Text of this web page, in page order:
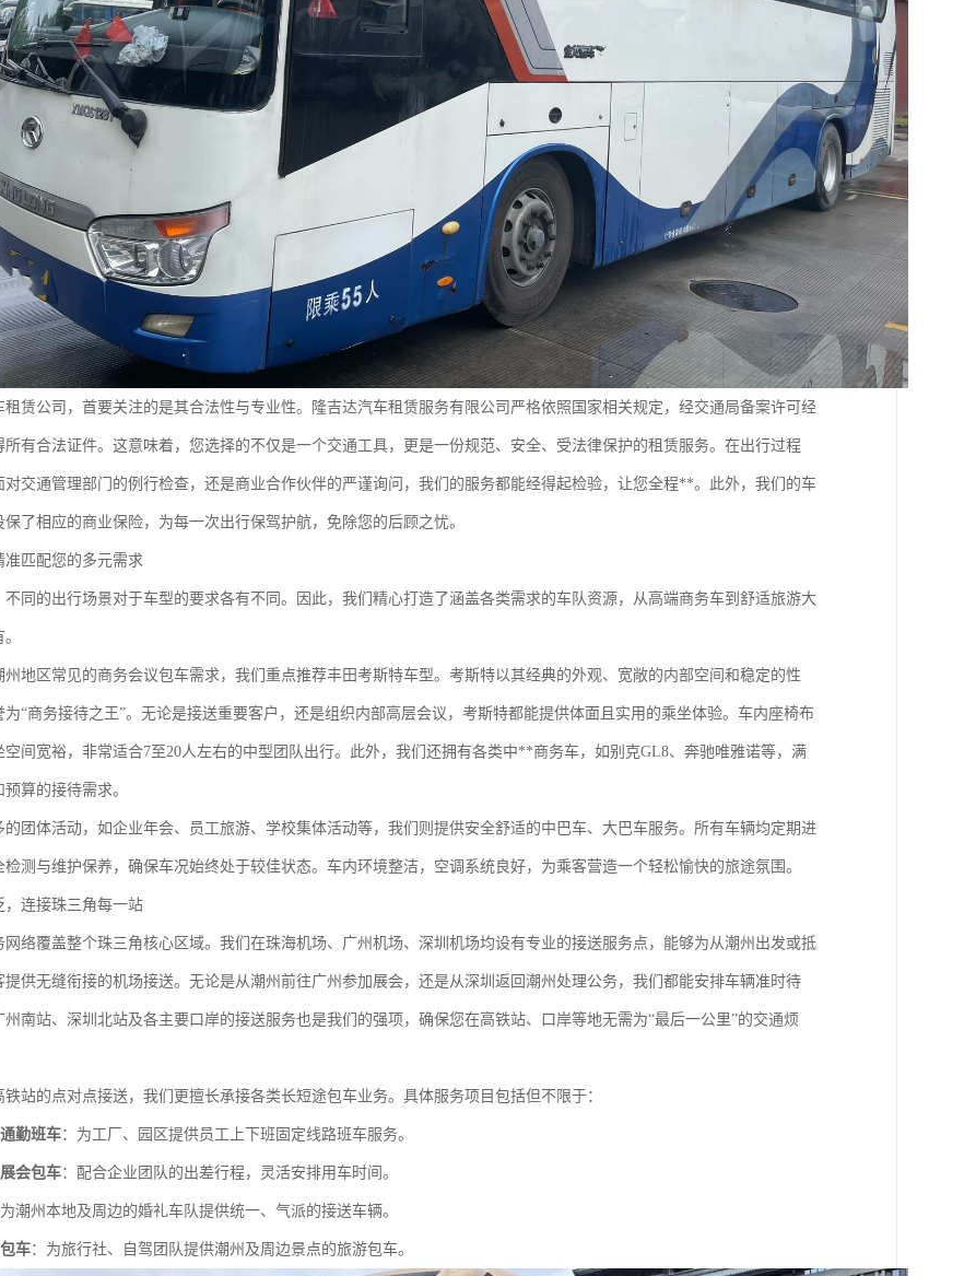
租赁公司，首要关注的是其合法性与专业性。隆吉达汽车租赁服务有限公司严格依照国家相关规定，经交通局备案许可经
所有合法证件。这意味着，您选择的不仅是一个交通工具，更是一份规范、安全、受法律保护的租赁服务。在出行过程
对交通管理部门的例行检查，还是商业合作伙伴的严谨询问，我们的服务都能经得起检验，让您全程**。此外，我们的车
了相应的商业保险，为每一次出行保驾护航，免除您的后顾之忧。
准匹配您的多元需求
不同的出行场景对于车型的要求各有不同。因此，我们精心打造了涵盖各类需求的车队资源，从高端商务车到舒适旅游大
州地区常见的商务会议包车需求，我们重点推荐丰田考斯特车型。考斯特以其经典的外观、宽敞的内部空间和稳定的性
为“商务接待之王”。无论是接送重要客户，还是组织内部高层会议，考斯特都能提供体面且实用的乘坐体验。车内座椅布
空间宽裕，非常适合7至20人左右的中型团队出行。此外，我们还拥有各类中**商务车，如别克GL8、奔驰唯雅诺等，满
算的接待需求。
的团体活动，如企业年会、员工旅游、学校集体活动等，我们则提供安全舒适的中巴车、大巴车服务。所有车辆均定期进
检测与维护保养，确保车况始终处于较佳状态。车内环境整洁，空调系统良好，为乘客营造一个轻松愉快的旅途氛围。
，连接珠三角每一站
网络覆盖整个珠三角核心区域。我们在珠海机场、广州机场、深圳机场均设有专业的接送服务点，能够为从潮州出发或抵
提供无缝衔接的机场接送。无论是从潮州前往广州参加展会，还是从深圳返回潮州处理公务，我们都能安排车辆准时待
州南站、深圳北站及各主要口岸的接送服务也是我们的强项，确保您在高铁站、口岸等地无需为“最后一公里”的交通烦
铁站的点对点接送，我们更擅长承接各类长短途包车业务。具体服务项目包括但不限于：
勤班车：为工厂、园区提供员工上下班固定线路班车服务。
会包车：配合企业团队的出差行程，灵活安排用车时间。
潮州本地及周边的婚礼车队提供统一、气派的接送车辆。
车：为旅行社、自驾团队提供潮州及周边景点的旅游包车。